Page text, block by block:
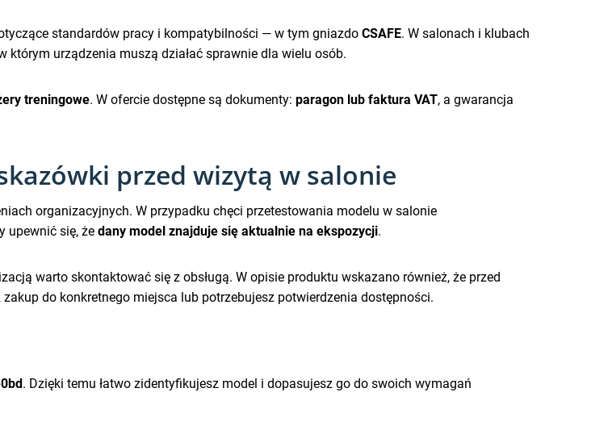
standardów pracy i kompatybilności — w tym gniazdo CSAFE. W salonach i klubach
urządzenia muszą działać sprawnie dla wielu osób.
treningowe. W ofercie dostępne są dokumenty: paragon lub faktura VAT, a gwarancja
przed wizytą w salonie
organizacyjnych. W przypadku chęci przetestowania modelu w salonie
upewnić się, że dany model znajduje się aktualnie na ekspozycji.
warto skontaktować się z obsługą. W opisie produktu wskazano również, że przed
do konkretnego miejsca lub potrzebujesz potwierdzenia dostępności.
. Dzięki temu łatwo zidentyfikujesz model i dopasujesz go do swoich wymagań